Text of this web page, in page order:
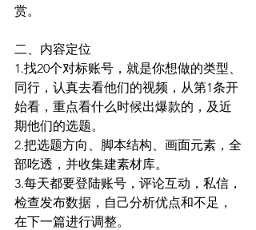
赏。
二、内容定位
1.找20个对标账号，就是你想做的类型、
同行，认真去看他们的视频，从第1条开
始看，重点看什么时候出爆款的，及近
期他们的选题。
2.把选题方向、脚本结构、画面元素，全
部吃透，并收集建素材库。
3.每天都要登陆账号，评论互动，私信，
检查发布数据，自己分析优点和不足，
在下一篇进行调整。